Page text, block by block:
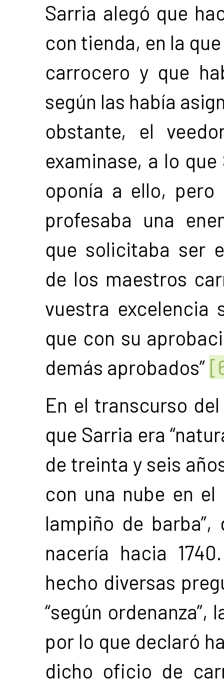
Sarria alegó que
con tienda, en la
carrocero y que
según las había
obstante, el
examinase, a lo
oponía a ello,
profesaba una
que solicitaba ser
de los maestros
vuestra excelencia
que con su
demás aprobados”
En el transcurso
que Sarria era
de treinta y seis
con una nube en
lampiño de
nacería hacia
hecho diversas
“según
por lo que declaró
dicho oficio de